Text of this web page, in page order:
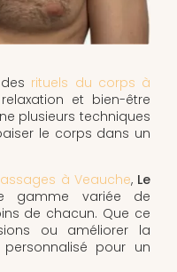
rituels du corps à
et bien-être
plusieurs techniques
le corps dans un
à Veauche, Le
gamme variée de
de chacun. Que ce
ou améliorer la
pour un